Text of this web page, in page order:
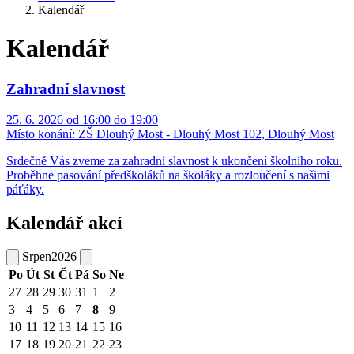
Kalendář
Kalendář
Zahradní slavnost
25. 6. 2026 od 16:00 do 19:00
Místo konání: ZŠ Dlouhý Most - Dlouhý Most 102, Dlouhý Most
Srdečně Vás zveme za zahradní slavnost k ukončení školního roku.
Proběhne pasování předškoláků na školáky a rozloučení s našimi
páťáky.
Kalendář akcí
Srpen2026
Po Út St Čt Pá So Ne
27 28 29 30 31 1
2
3
4 5 6 7 8
9
10 11 12 13 14 15 16
17 18 19 20 21 22 23